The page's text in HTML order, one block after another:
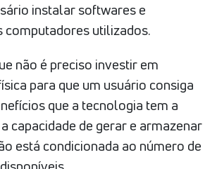
instalar softwares e
computadores utilizados.
não é preciso investir em
para que um usuário consiga
que a tecnologia tem a
capacidade de gerar e armazenar
está condicionada ao número de